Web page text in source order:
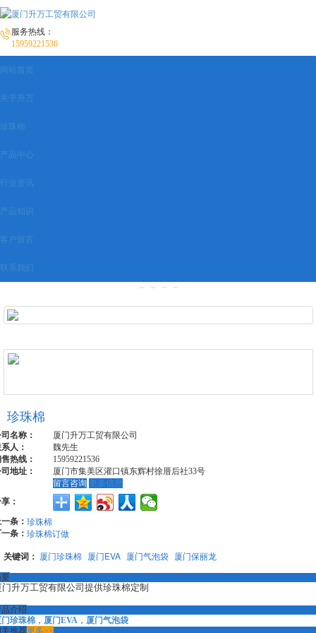
服务热线：
15959221536
网站首页
关于升万
珍珠棉
产品中心
行业资讯
产品知识
客户留言
联系我们
珍珠棉
名称：
厦门升万工贸有限公司
人：
魏先生
热线：
15959221536
地址：
厦门市集美区灌口镇东辉村徐厝后社33号
留言咨询 更多信息
：
条： 珍珠棉
条： 珍珠棉订做
关键词： 厦门珍珠棉 厦门EVA 厦门气泡袋 厦门保丽龙
门升万工贸有限公司提供珍珠棉定制
介绍
珍珠棉， 厦门EVA， 厦门气泡袋
推荐更多>>